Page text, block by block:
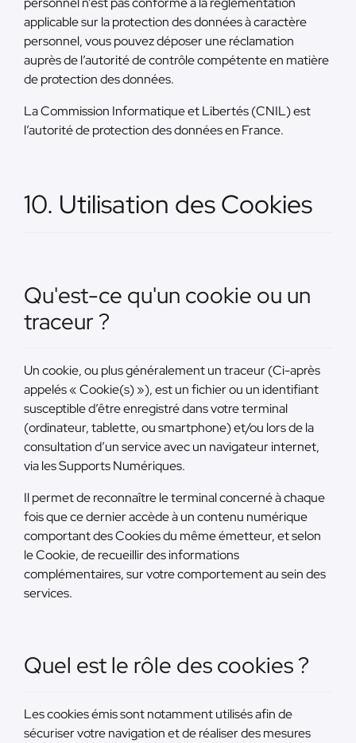
applicable sur la protection des données à caractère
personnel, vous pouvez déposer une réclamation
auprès de l’autorité de contrôle compétente en matière
de protection des données.
La Commission Informatique et Libertés (CNIL) est
l’autorité de protection des données en France.
10. Utilisation des Cookies
Qu'est-ce qu'un cookie ou un
traceur ?
Un cookie, ou plus généralement un traceur (Ci-après
appelés « Cookie(s) »), est un fichier ou un identifiant
susceptible d’être enregistré dans votre terminal
(ordinateur, tablette, ou smartphone) et/ou lors de la
consultation d’un service avec un navigateur internet,
via les Supports Numériques.
Il permet de reconnaître le terminal concerné à chaque
fois que ce dernier accède à un contenu numérique
comportant des Cookies du même émetteur, et selon
le Cookie, de recueillir des informations
complémentaires, sur votre comportement au sein des
services.
Quel est le rôle des cookies ?
Les cookies émis sont notamment utilisés afin de
sécuriser votre navigation et de réaliser des mesures